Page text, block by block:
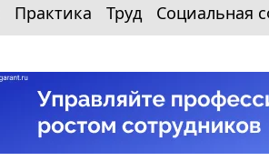
Практика Труд Социальная